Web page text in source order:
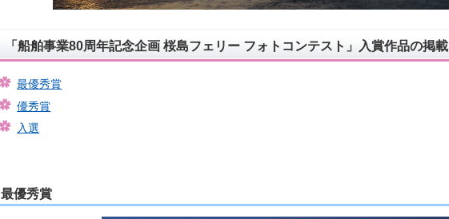
「船舶事業80周年記念企画 桜島フェリー フォトコンテスト」入賞作品の掲載
最優秀賞
優秀賞
入選
最優秀賞